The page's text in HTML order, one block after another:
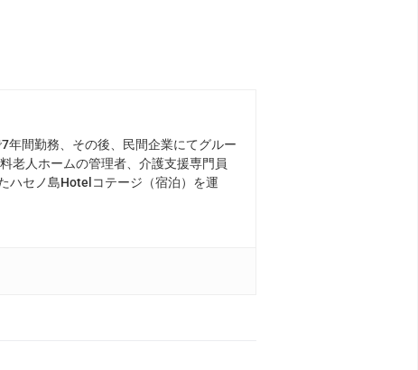
年間勤務、その後、民間企業にてグルー
老人ホームの管理者、介護支援専門員
ハセノ島Hotelコテージ（宿泊）を運